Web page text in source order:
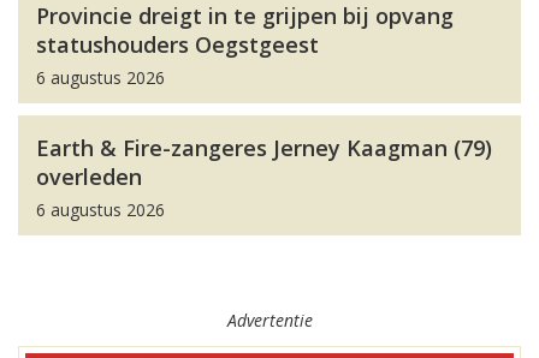
Provincie dreigt in te grijpen bij opvang
statushouders Oegstgeest
6 augustus 2026
Earth & Fire-zangeres Jerney Kaagman (79)
overleden
6 augustus 2026
Advertentie